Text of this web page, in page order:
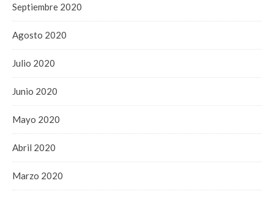
Septiembre 2020
Agosto 2020
Julio 2020
Junio 2020
Mayo 2020
Abril 2020
Marzo 2020